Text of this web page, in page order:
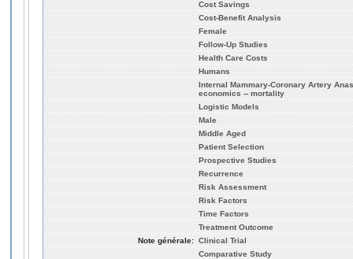
Cost Savings
Cost-Benefit Analysis
Female
Follow-Up Studies
Health Care Costs
Humans
Internal Mammary-Coronary Artery
economics -- mortality
Logistic Models
Male
Middle Aged
Patient Selection
Prospective Studies
Recurrence
Risk Assessment
Risk Factors
Time Factors
Treatment Outcome
Note générale: Clinical Trial
Comparative Study